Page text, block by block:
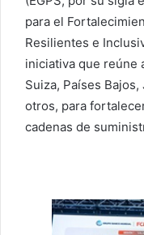
para el
Resilientes e
iniciativa que reúne
Suiza, Países
otros, para
cadenas de